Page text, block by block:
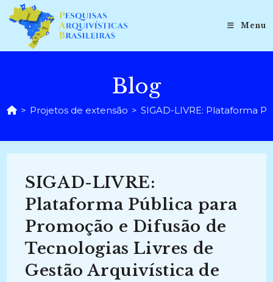
para
conteúdo
Menu
Blog
> Projetos de extensão > SIGAD-LIVRE: Plataforma
SIGAD-LIVRE:
Plataforma Pública para
Promoção e Difusão de
Tecnologias Livres de
Gestão Arquivística de